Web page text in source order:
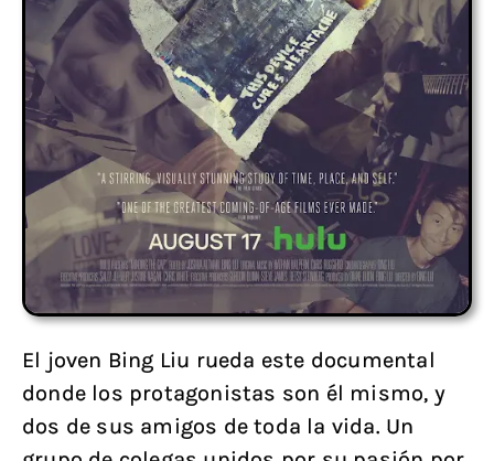
El joven Bing Liu rueda este documental
donde los protagonistas son él mismo, y
dos de sus amigos de toda la vida. Un